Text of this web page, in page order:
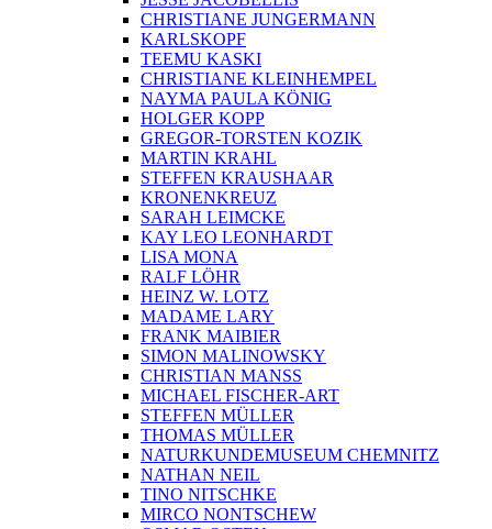
CHRISTIANE JUNGERMANN
KARLSKOPF
TEEMU KASKI
CHRISTIANE KLEINHEMPEL
NAYMA PAULA KÖNIG
HOLGER KOPP
GREGOR-TORSTEN KOZIK
MARTIN KRAHL
STEFFEN KRAUSHAAR
KRONENKREUZ
SARAH LEIMCKE
KAY LEO LEONHARDT
LISA MONA
RALF LÖHR
HEINZ W. LOTZ
MADAME LARY
FRANK MAIBIER
SIMON MALINOWSKY
CHRISTIAN MANSS
MICHAEL FISCHER-ART
STEFFEN MÜLLER
THOMAS MÜLLER
NATURKUNDEMUSEUM CHEMNITZ
NATHAN NEIL
TINO NITSCHKE
MIRCO NONTSCHEW